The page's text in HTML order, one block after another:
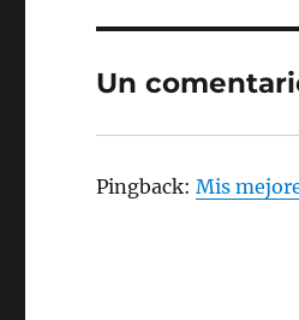
Un
Pingback:Mis